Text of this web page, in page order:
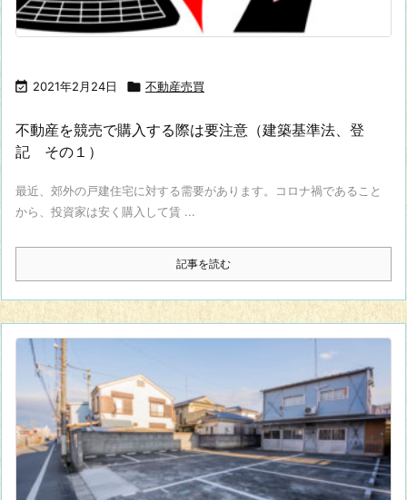
 2021年2月24日  不動産売買
不動産を競売で購入する際は要注意（建築基準法、登
記 その１）
最近、郊外の戸建住宅に対する需要があります。コロナ禍であること
から、投資家は安く購入して賃 ...
記事を読む